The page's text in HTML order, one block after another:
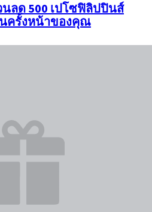
นลด 500 เปโซฟิลิปปินส์
ครั้งหน้าของคุณ